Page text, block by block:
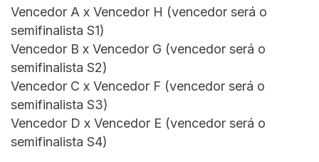
Vencedor A x Vencedor H (vencedor será o
semifinalista S1)
Vencedor B x Vencedor G (vencedor será o
semifinalista S2)
Vencedor C x Vencedor F (vencedor será o
semifinalista S3)
Vencedor D x Vencedor E (vencedor será o
semifinalista S4)